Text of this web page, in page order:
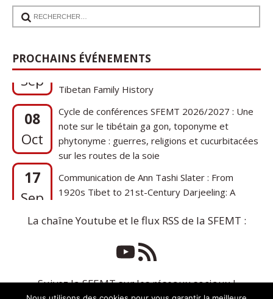
PROCHAINS ÉVÉNEMENTS
Sep
1920s Tibet to 21st-Century Darjeeling: A
Tibetan Family History
08
Oct
Cycle de conférences SFEMT 2026/2027 : Une
note sur le tibétain ga gon, toponyme et
phytonyme : guerres, religions et cucurbitacées
sur les routes de la soie
17
Sep
Communication de Ann Tashi Slater : From
1920s Tibet to 21st-Century Darjeeling: A
Tibetan Family History
La chaîne Youtube et le flux RSS de la SFEMT :
Suivez la SFEMT sur les réseaux sociaux !